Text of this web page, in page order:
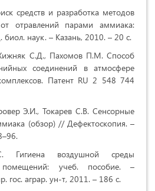
средств и разработка методов
отравлений парами аммиака:
наук. – Казань, 2010. – 20 с.
С.Д., Пахомов П.М. Способ
соединений в атмосфере
Патент RU 2 548 744
Э.И., Токарев С.В. Сенсорные
(обзор) // Дефектоскопия. –
Гигиена воздушной среды
помещений: учеб. пособие. –
гос. аграр. ун-т, 2011. – 186 с.